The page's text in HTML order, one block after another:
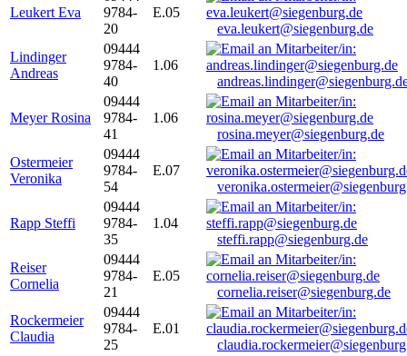
Leukert Eva
9784-
20
E.05
eva.leukert@siegenburg.de
Lindinger
Andreas
09444
9784-
40
1.06
Meyer Rosina
09444
9784-
41
1.06
rosina.meyer@siegenburg.de
Ostermeier
Veronika
09444
9784-
54
E.07
Rapp Steffi
09444
9784-
35
1.04
steffi.rapp@siegenburg.de
Reiser
Cornelia
09444
9784-
21
E.05
cornelia.reiser@siegenburg.de
Rockermeier
Claudia
09444
9784-
25
E.01